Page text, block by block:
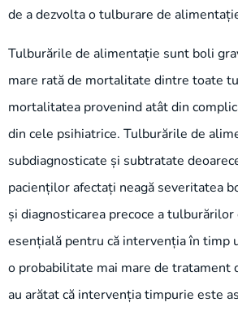
de a dezvolta o tulburare de
Tulburările de alimentație sunt boli
mare rată de mortalitate dintre toate
mortalitatea provenind atât din
din cele psihiatrice. Tulburările de
subdiagnosticate și subtratate
pacienților afectați neagă severitatea
și diagnosticarea precoce a
esențială pentru că intervenția în timp
o probabilitate mai mare de tratament
au arătat că intervenția timpurie este